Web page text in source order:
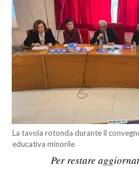
ECONOMIA
SERVIZI ALLE IMPRESE
LAVORO
SPORT IN SARDEGNA
SPORT
RISULTATI E CLASSIFICHE
La tavola rotonda durante il
educativa minorile
Per restare